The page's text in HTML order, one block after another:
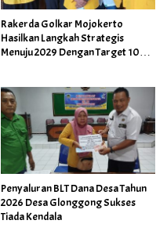
Rakerda Golkar Mojokerto
Hasilkan Langkah Strategis
Menuju 2029 Dengan Target 10
Penyaluran BLT Dana Desa Tahun
2026 Desa Glonggong Sukses
Tiada Kendala